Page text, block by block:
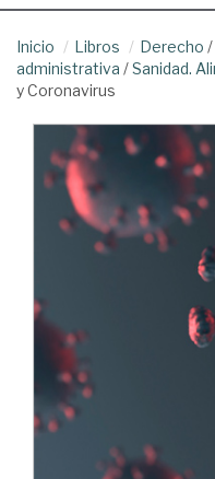
Inicio Libros Derecho /
administrativa /Sanidad.
y Coronavirus